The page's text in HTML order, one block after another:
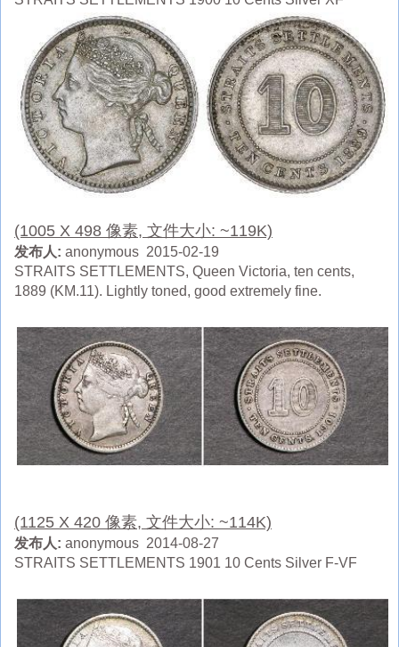
(1005 X 498 像素, 文件大小: ~119K)
发布人: anonymous 2015-02-19
STRAITS SETTLEMENTS, Queen Victoria, ten cents,
1889 (KM.11). Lightly toned, good extremely fine.
(1125 X 420 像素, 文件大小: ~114K)
发布人: anonymous 2014-08-27
STRAITS SETTLEMENTS 1901 10 Cents Silver F-VF